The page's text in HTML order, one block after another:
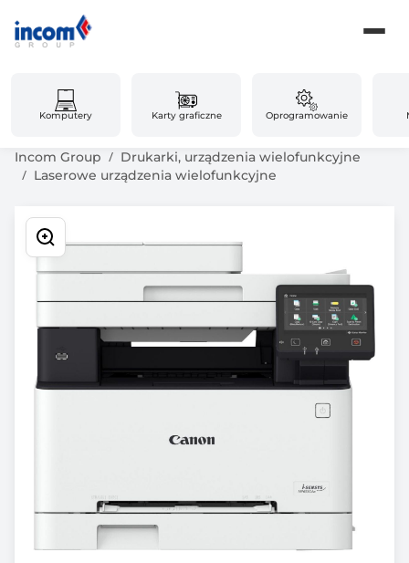
Komputery Karty graficzne Oprogramowanie
Incom Group
Drukarki, urządzenia wielofunkcyjne
Laserowe urządzenia wielofunkcyjne